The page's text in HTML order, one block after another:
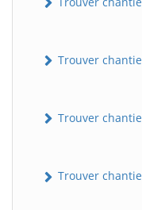
Trouver
Trouver
Trouver